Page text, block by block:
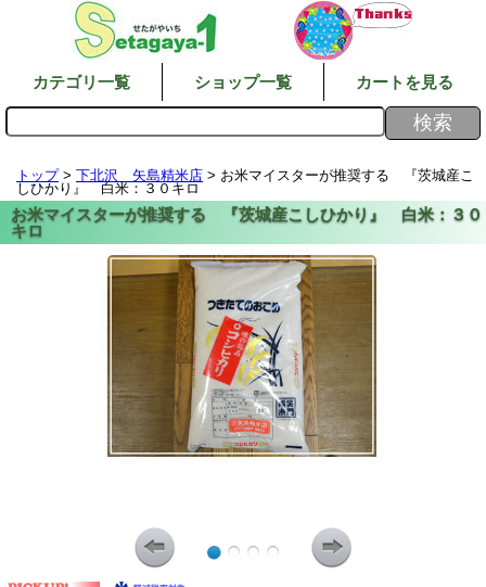
カテゴリ一覧 ショップ一覧 カートを見る
トップ> 下北沢 矢島精米店 > お米マイスターが推奨する 『茨城産こ
しひかり』 白米：３０キロ